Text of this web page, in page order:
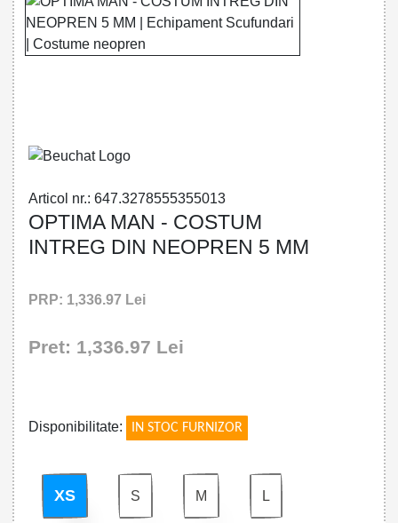
Articol nr.: 647.3278555355013
OPTIMA MAN - COSTUM
INTREG DIN NEOPREN 5 MM
PRP: 1,336.97 Lei
Pret: 1,336.97 Lei
Disponibilitate: IN STOC FURNIZOR
XS S M L